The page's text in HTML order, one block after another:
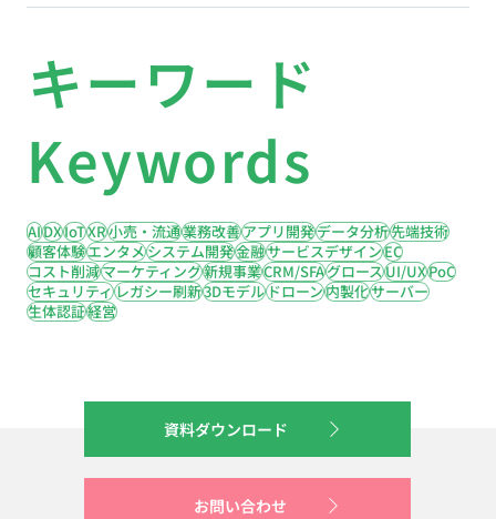
キーワード
Keywords
AIDXIoTXR小売・流通業務改善アプリ開発データ分析先端技術
顧客体験エンタメシステム開発金融サービスデザインEC
コスト削減マーケティング新規事業CRM/SFAグロースUI/UXPoC
セキュリティレガシー刷新3Dモデルドローン内製化サーバー
生体認証経営
資料ダウンロード
お問い合わせ